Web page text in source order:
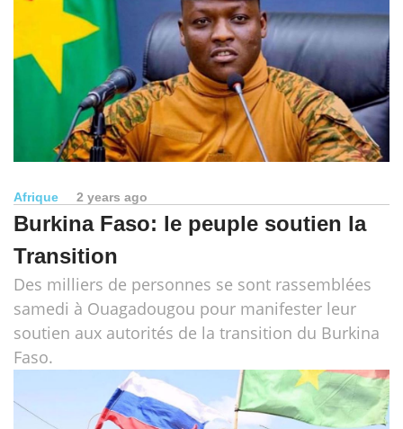
Afrique 2 years ago
Burkina Faso: le peuple soutien la
Transition
Des milliers de personnes se sont rassemblées
samedi à Ouagadougou pour manifester leur
soutien aux autorités de la transition du Burkina
Faso.